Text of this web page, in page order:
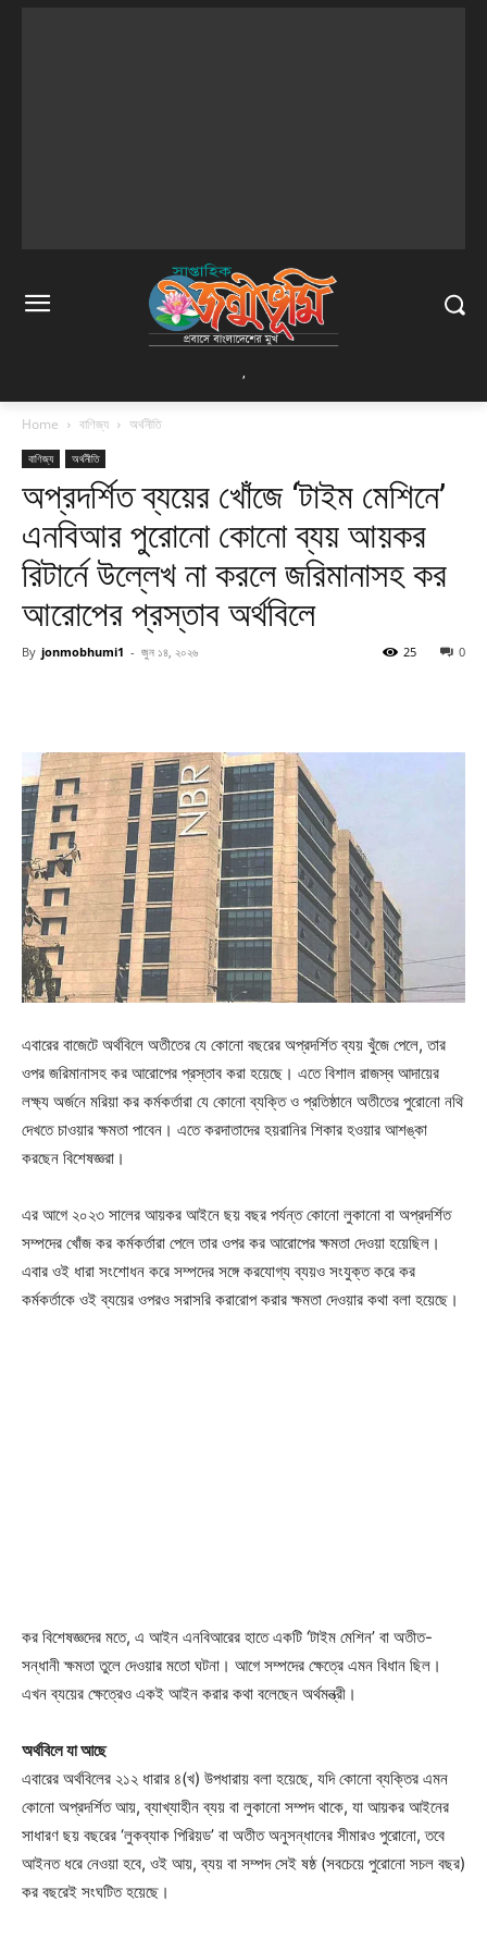
Home বাণিজ্য অর্থনীতি
বাণিজ্য অর্থনীতি
অপ্রদর্শিত ব্যয়ের খোঁজে ‘টাইম মেশিনে’
এনবিআর পুরোনো কোনো ব্যয় আয়কর
রিটার্নে উল্লেখ না করলে জরিমানাসহ কর
আরোপের প্রস্তাব অর্থবিলে
By jonmobhumi1 - জুন ১৪, ২০২৬ 0
25
এবারের বাজেটে অর্থবিলে অতীতের যে কোনো বছরের অপ্রদর্শিত ব্যয় খুঁজে পেলে, তার
ওপর জরিমানাসহ কর আরোপের প্রস্তাব করা হয়েছে। এতে বিশাল রাজস্ব আদায়ের
লক্ষ্য অর্জনে মরিয়া কর কর্মকর্তারা যে কোনো ব্যক্তি ও প্রতিষ্ঠানে অতীতের পুরোনো নথি
দেখতে চাওয়ার ক্ষমতা পাবেন। এতে করদাতাদের হয়রানির শিকার হওয়ার আশঙ্কা
করছেন বিশেষজ্ঞরা।
এর আগে ২০২৩ সালের আয়কর আইনে ছয় বছর পর্যন্ত কোনো লুকানো বা অপ্রদর্শিত
সম্পদের খোঁজ কর কর্মকর্তারা পেলে তার ওপর কর আরোপের ক্ষমতা দেওয়া হয়েছিল।
এবার ওই ধারা সংশোধন করে সম্পদের সঙ্গে করযোগ্য ব্যয়ও সংযুক্ত করে কর
কর্মকর্তাকে ওই ব্যয়ের ওপরও সরাসরি করারোপ করার ক্ষমতা দেওয়ার কথা বলা হয়েছে।
কর বিশেষজ্ঞদের মতে, এ আইন এনবিআরের হাতে একটি ‘টাইম মেশিন’ বা অতীত-
সন্ধানী ক্ষমতা তুলে দেওয়ার মতো ঘটনা। আগে সম্পদের ক্ষেত্রে এমন বিধান ছিল।
এখন ব্যয়ের ক্ষেত্রেও একই আইন করার কথা বলেছেন অর্থমন্ত্রী।
অর্থবিলে যা আছে
এবারের অর্থবিলের ২১২ ধারার ৪(খ) উপধারায় বলা হয়েছে, যদি কোনো ব্যক্তির এমন
কোনো অপ্রদর্শিত আয়, ব্যাখ্যাহীন ব্যয় বা লুকানো সম্পদ থাকে, যা আয়কর আইনের
সাধারণ ছয় বছরের ‘লুকব্যাক পিরিয়ড’ বা অতীত অনুসন্ধানের সীমারও পুরোনো, তবে
আইনত ধরে নেওয়া হবে, ওই আয়, ব্যয় বা সম্পদ সেই ষষ্ঠ (সবচেয়ে পুরোনো সচল বছর)
কর বছরেই সংঘটিত হয়েছে।